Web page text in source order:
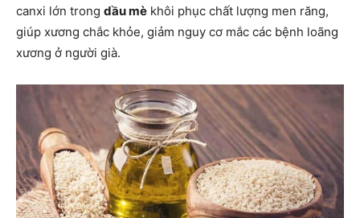
canxi lớn trong dầu mè khôi phục chất lượng men răng,
giúp xương chắc khỏe, giảm nguy cơ mắc các bệnh loãng
xương ở người già.